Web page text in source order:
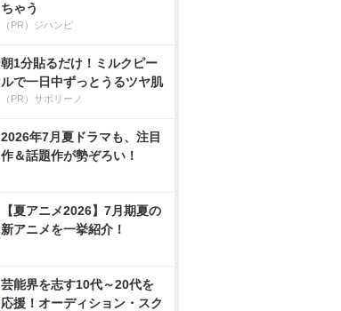
ちゃう
（PR）ジハンピ
朝1分貼るだけ！ミルクピー
ルで一日中ずっとうるツヤ肌
（PR）サボリーノ
2026年7月夏ドラマも、注目
作＆話題作が勢ぞろい！
【夏アニメ2026】7月期夏の
新アニメを一挙紹介！
芸能界を志す10代～20代を
応援！オーディション・スク